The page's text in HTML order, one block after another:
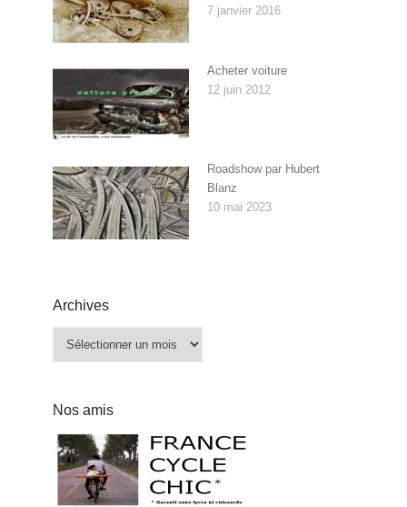
7 janvier 2016
Acheter voiture
12 juin 2012
Roadshow par Hubert
Blanz
10 mai 2023
Archives
Archives
Nos amis